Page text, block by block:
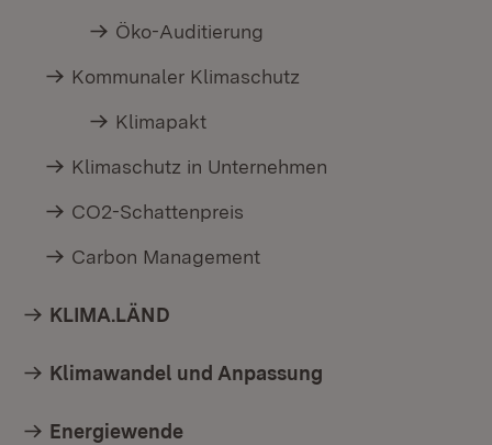
Öko-Auditierung
Kommunaler Klimaschutz
Klimapakt
Klimaschutz in Unternehmen
CO2-Schattenpreis
Carbon Management
KLIMA.LÄND
Klimawandel und Anpassung
Energiewende